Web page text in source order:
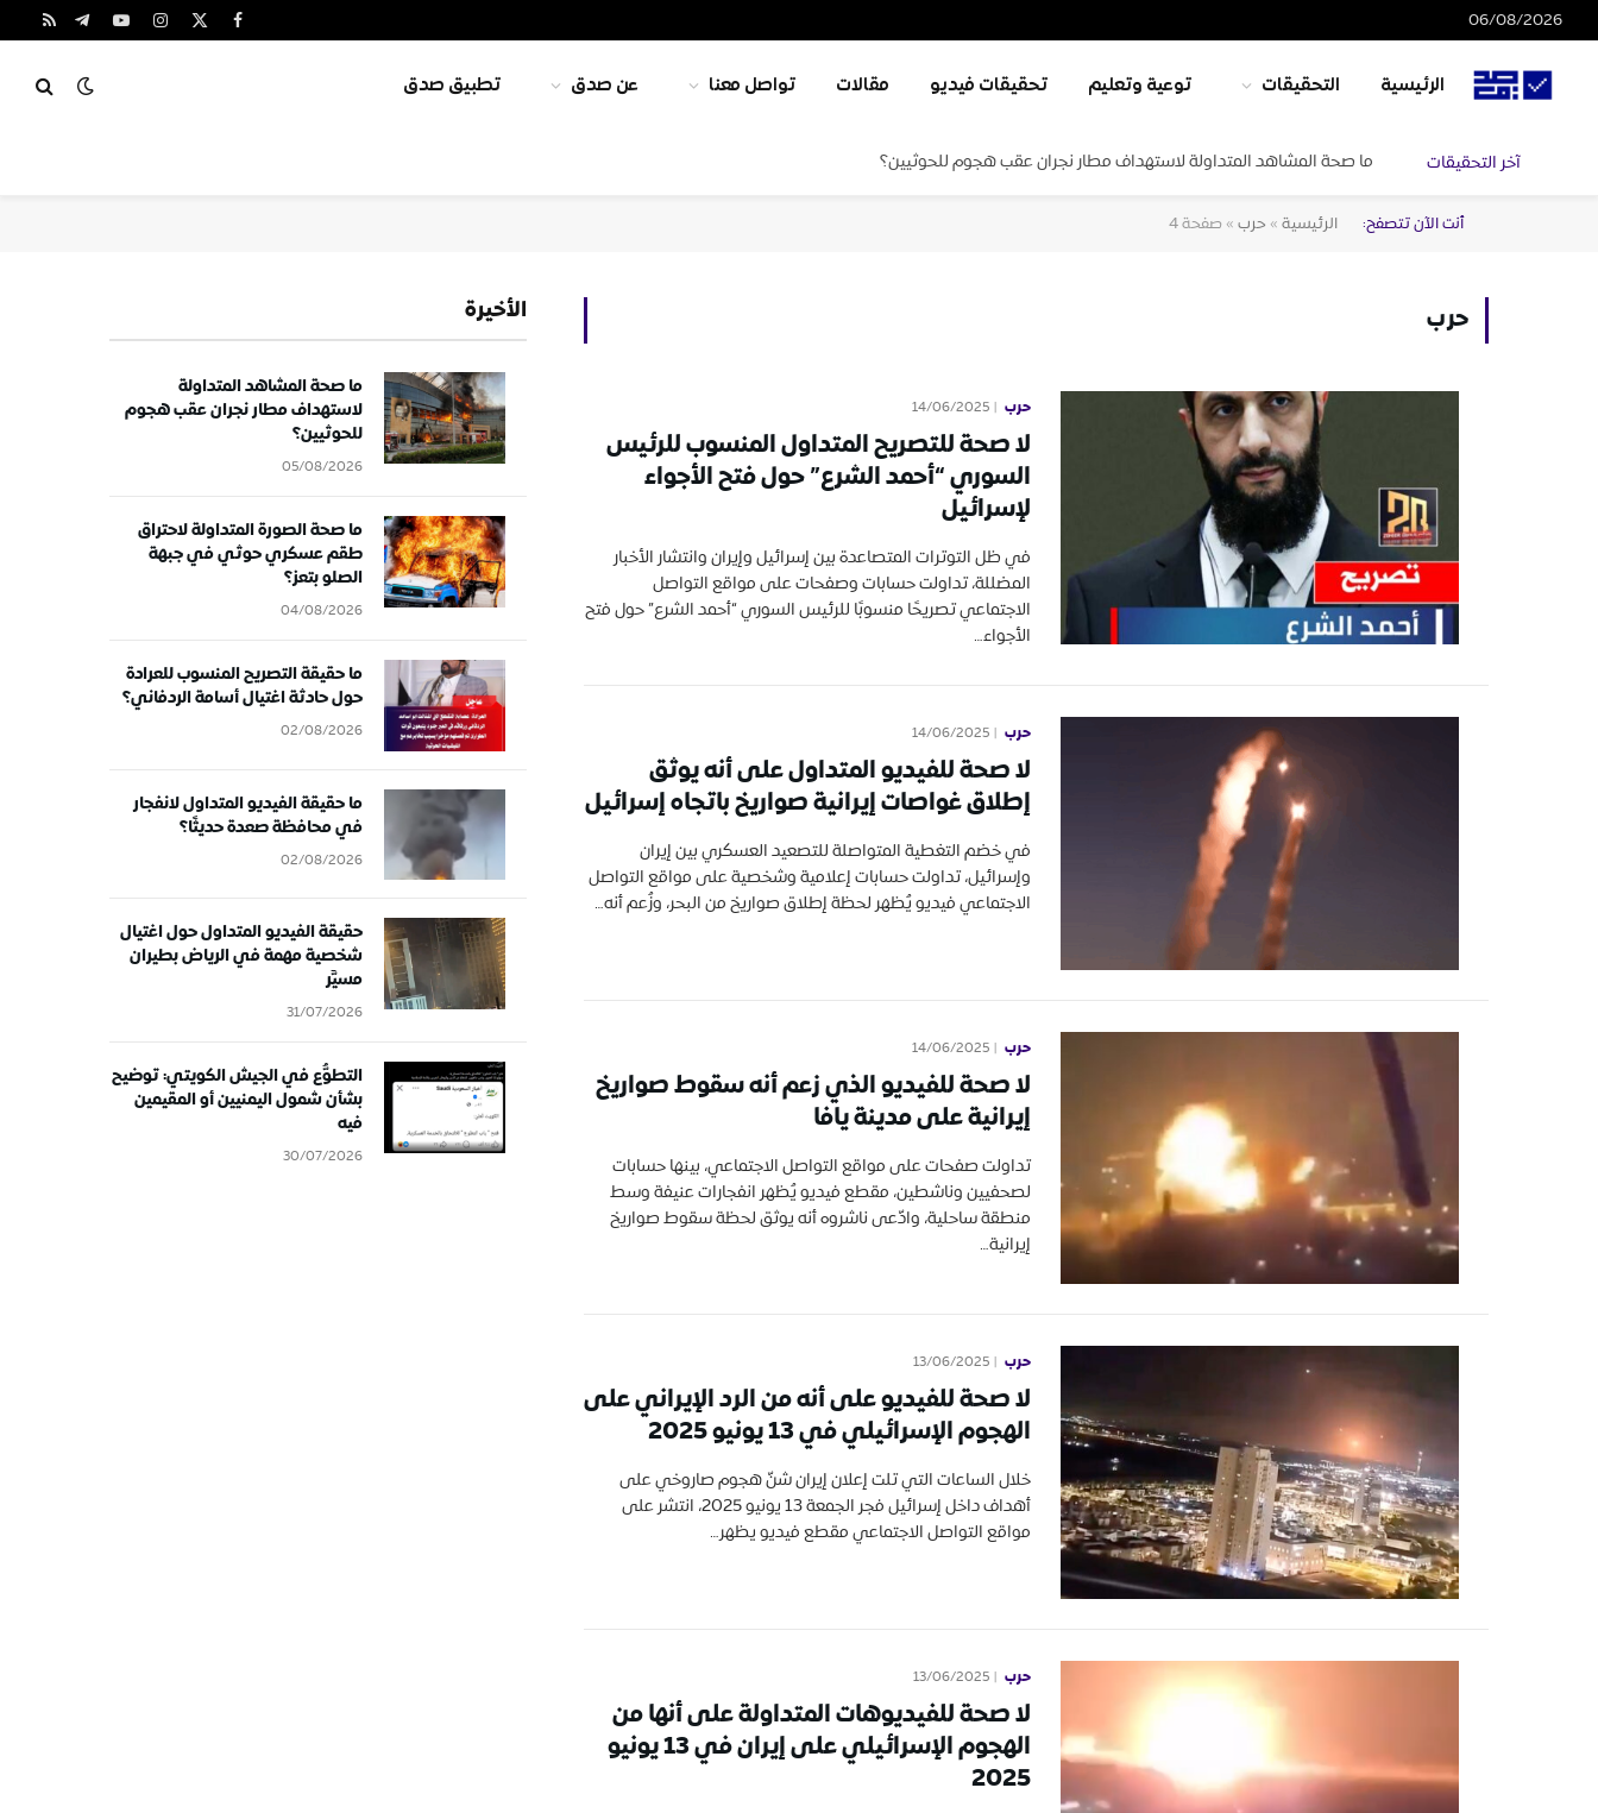
06/08/2026 فيسبوك
X
الانستغراميوتيوبتيلقرامRSS
الرئيسية التحقيقات توعية وتعليم تحقيقات فيديو مقالات تواصل معنا عن صدق تطبيق صدق
آخر التحقيقات ما صحة المشاهد المتداولة لاستهداف مطار نجران عقب هجوم للحوثيين؟
أنت الآن تتصفح: الرئيسية» حرب»صفحة 4
حرب
حرب 14/06/2025
لا صحة للتصريح المتداول المنسوب للرئيس
السوري “أحمد الشرع” حول فتح الأجواء
لإسرائيل
في ظل التوترات المتصاعدة بين إسرائيل وإيران وانتشار الأخبار
المضللة، تداولت حسابات وصفحات على مواقع التواصل
الاجتماعي تصريحًا منسوبًا للرئيس السوري “أحمد الشرع” حول فتح
الأجواء…
حرب 14/06/2025
لا صحة للفيديو المتداول على أنه يوثق
إطلاق غواصات إيرانية صواريخ باتجاه إسرائيل
في خضم التغطية المتواصلة للتصعيد العسكري بين إيران
وإسرائيل، تداولت حسابات إعلامية وشخصية على مواقع التواصل
الاجتماعي فيديو يُظهر لحظة إطلاق صواريخ من البحر، وزُعم أنه…
حرب 14/06/2025
لا صحة للفيديو الذي زعم أنه سقوط صواريخ
إيرانية على مدينة يافا
تداولت صفحات على مواقع التواصل الاجتماعي، بينها حسابات
لصحفيين وناشطين، مقطع فيديو يُظهر انفجارات عنيفة وسط
منطقة ساحلية، وادّعى ناشروه أنه يوثق لحظة سقوط صواريخ
إيرانية…
حرب 13/06/2025
لا صحة للفيديو على أنه من الرد الإيراني على
الهجوم الإسرائيلي في 13 يونيو 2025
خلال الساعات التي تلت إعلان إيران شنّ هجوم صاروخي على
أهداف داخل إسرائيل فجر الجمعة 13 يونيو 2025، انتشر على
مواقع التواصل الاجتماعي مقطع فيديو يظهر…
حرب 13/06/2025
لا صحة للفيديوهات المتداولة على أنها من
الهجوم الإسرائيلي على إيران في 13 يونيو
2025
الأخيرة
ما صحة المشاهد المتداولة
لاستهداف مطار نجران عقب هجوم
للحوثيين؟
05/08/2026
ما صحة الصورة المتداولة لاحتراق
طقم عسكري حوثي في جبهة
الصلو بتعز؟
04/08/2026
ما حقيقة التصريح المنسوب للعرادة
حول حادثة اغتيال أسامة الردفاني؟
02/08/2026
ما حقيقة الفيديو المتداول لانفجار
في محافظة صعدة حديثًا؟
02/08/2026
حقيقة الفيديو المتداول حول اغتيال
شخصية مهمة في الرياض بطيران
مسيَّر
31/07/2026
التطوُّع في الجيش الكويتي: توضيح
بشأن شمول اليمنيين أو المقيمين
فيه
30/07/2026